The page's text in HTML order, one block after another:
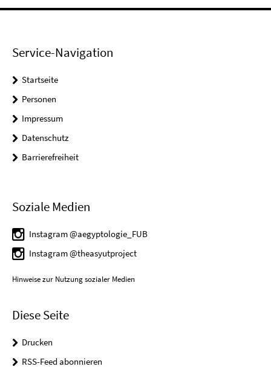
Service-Navigation
Startseite
Personen
Impressum
Datenschutz
Barrierefreiheit
Soziale Medien
Instagram @aegyptologie_FUB
Instagram @theasyutproject
Hinweise zur Nutzung sozialer Medien
Diese Seite
Drucken
RSS-Feed abonnieren